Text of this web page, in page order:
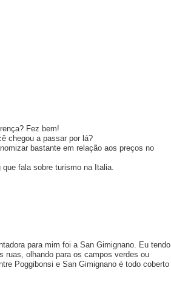
Fez bem!
chegou a passar por lá?
bastante em relação aos preços no
fala sobre turismo na Italia.
para mim foi a San Gimignano. Eu tendo
ruas, olhando para os campos verdes ou
Poggibonsi e San Gimignano é todo coberto